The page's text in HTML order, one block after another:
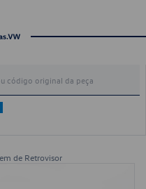
de Retrovisor